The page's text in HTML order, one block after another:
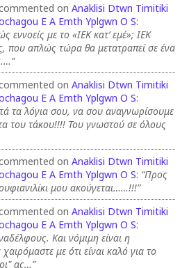
on Anaklisi Dtwn Timitiki
E A Emth Yplgwn O S:
εννοείς με το «ΙΕΚ κατ’ εμέ»; ΙΕΚ
που απλώς τώρα θα μετατραπεί σε ένα
on Anaklisi Dtwn Timitiki
E A Emth Yplgwn O S:
τα λόγια σου, να σου αναγνωρίσουμε
του τάκου!!!! Του γνωστού σε όλους
on Anaklisi Dtwn Timitiki
E A Emth Yplgwn O S: “Προς
μου ακούγεται……!!!”
on Anaklisi Dtwn Timitiki
E A Emth Yplgwn O S:
Και νόμιμη είναι η
με ότι είναι καλό για το
ας…”